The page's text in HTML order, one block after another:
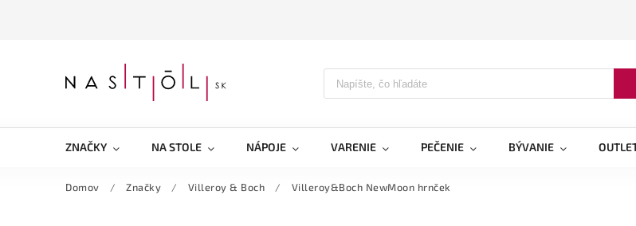
ZNAČKY NA STOLE NÁPOJE VARENIE PEČENIE BÝVANIE
Domov / Značky / Villeroy & Boch / Villeroy&Boch NewMoon hrnček